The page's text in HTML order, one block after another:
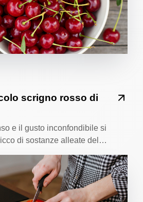
scrigno rosso di
e il gusto inconfondibile si
di sostanze alleate del…